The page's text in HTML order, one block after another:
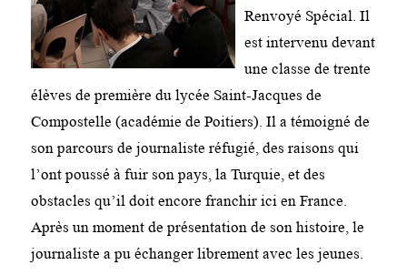
Renvoyé Spécial. Il
est intervenu devant
une classe de trente
élèves de première du lycée Saint-Jacques de
Compostelle (académie de Poitiers). Il a témoigné de
son parcours de journaliste réfugié, des raisons qui
l’ont poussé à fuir son pays, la Turquie, et des
obstacles qu’il doit encore franchir ici en France.
Après un moment de présentation de son histoire, le
journaliste a pu échanger librement avec les jeunes.